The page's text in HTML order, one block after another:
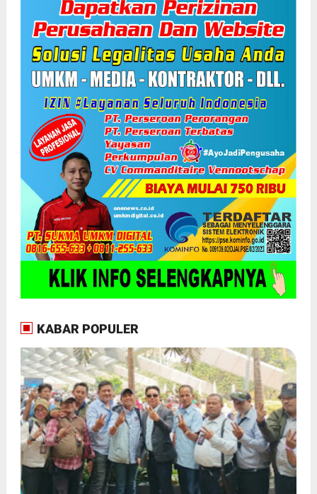
KABAR POPULER